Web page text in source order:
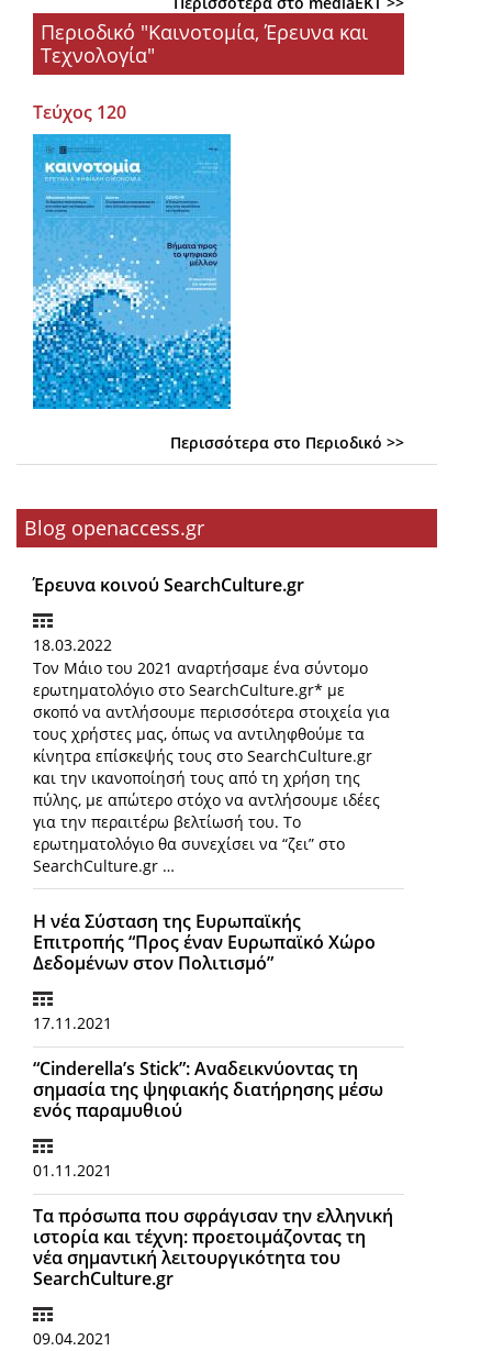
Περιοδικό "Καινοτομία, Έρευνα και
Τεχνολογία"
Τεύχος 120
Περισσότερα στο Περιοδικό >>
Blog openaccess.gr
Έρευνα κοινού SearchCulture.gr
18.03.2022
Τον Μάιο του 2021 αναρτήσαμε ένα σύντομο
ερωτηματολόγιο στο SearchCulture.gr* με
σκοπό να αντλήσουμε περισσότερα στοιχεία για
τους χρήστες μας, όπως να αντιληφθούμε τα
κίνητρα επίσκεψής τους στο SearchCulture.gr
και την ικανοποίησή τους από τη χρήση της
πύλης, με απώτερο στόχο να αντλήσουμε ιδέες
για την περαιτέρω βελτίωσή του. Το
ερωτηματολόγιο θα συνεχίσει να “ζει” στο
SearchCulture.gr …
Η νέα Σύσταση της Ευρωπαϊκής
Επιτροπής “Προς έναν Ευρωπαϊκό Χώρο
Δεδομένων στον Πολιτισμό”
17.11.2021
“Cinderella’s Stick”: Αναδεικνύοντας τη
σημασία της ψηφιακής διατήρησης μέσω
ενός παραμυθιού
01.11.2021
Τα πρόσωπα που σφράγισαν την ελληνική
ιστορία και τέχνη: προετοιμάζοντας τη
νέα σημαντική λειτουργικότητα του
SearchCulture.gr
09.04.2021